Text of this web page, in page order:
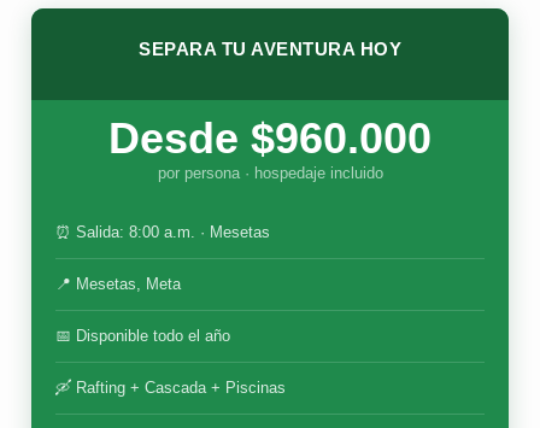
SEPARA TU AVENTURA HOY
Desde $960.000
por persona · hospedaje incluido
⏰ Salida: 8:00 a.m. · Mesetas
📍 Mesetas, Meta
📅 Disponible todo el año
🛶 Rafting + Cascada + Piscinas